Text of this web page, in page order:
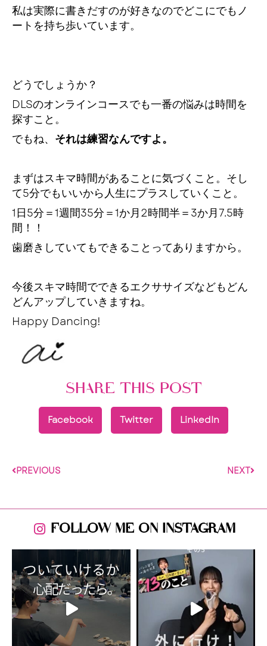
私は実際に書きだすのが好きなのでどこにでもノ
ートを持ち歩いています。
どうでしょうか？
DLSのオンラインコースでも一番の悩みは時間を
探すこと。
でもね、 それは練習なんですよ。
まずはスキマ時間があることに気づくこと。そし
て5分でもいいから人生にプラスしていくこと。
1日5分＝1週間35分＝1か月2時間半＝3か月7.5時
間！！
歯磨きしていてもできることってありますから。
今後スキマ時間でできるエクササイズなどもどん
どんアップしていきますね。
Happy Dancing!
SHARE THIS POST
Facebook Twitter LinkedIn
PREVIOUS NEXT
FOLLOW ME ON INSTAGRAM